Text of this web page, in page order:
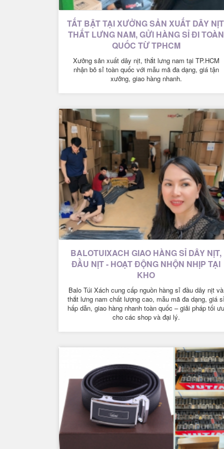
TẤT BẬT TẠI XƯỞNG SẢN XUẤT DÂY
THẮT LƯNG NAM, GỬI HÀNG SỈ ĐI TOÀN
QUỐC TỪ TPHCM
Xưởng sản xuất dây nịt, thắt lưng nam tại TP.HCM
nhận bỏ sỉ toàn quốc với mẫu mã đa dạng, giá tận
xưởng, giao hàng nhanh.
BALOTUIXACH GIAO HÀNG SỈ DÂY NỊT,
ĐẦU NỊT - HOẠT ĐỘNG NHỘN NHỊP TẠI
KHO
Balo Túi Xách cung cấp nguồn hàng sỉ đầu dây nịt và
thắt lưng nam chất lượng cao, mẫu mã đa dạng, giá
hấp dẫn, giao hàng nhanh toàn quốc – giải pháp tối ưu
cho các shop và đại lý.